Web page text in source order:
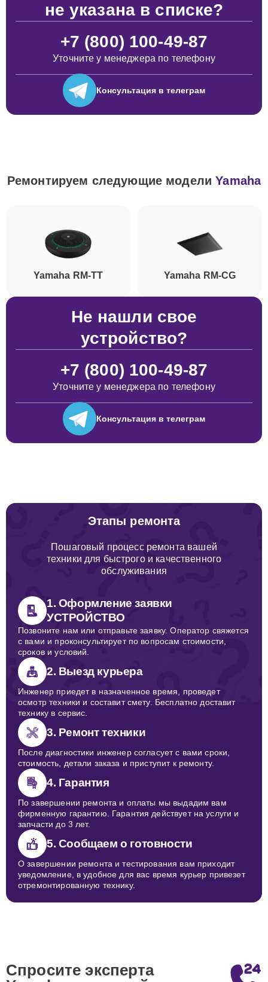
не указана в списке?
+7 (800) 100-49-87
Уточните у менеджера по телефону
Консультация в телеграм
Ремонтируем следующие моделиYamaha
Yamaha RM-TT Yamaha RM-CG
Не нашли свое
устройство?
+7 (800) 100-49-87
Уточните у менеджера по телефону
Консультация в телеграм
Этапы ремонта
Пошаговый процесс ремонта вашей
техники для быстрого и качественного
обслуживания
1. Оформление заявки
УСТРОЙСТВО
Позвоните нам или отправьте заявку. Оператор свяжется
с вами и проконсультирует по вопросам стоимости,
сроков и условий.
2. Выезд курьера
Инженер приедет в назначенное время, проведет
осмотр техники и составит смету. Бесплатно доставит
технику в сервис.
3. Ремонт техники
После диагностики инженер согласует с вами сроки,
стоимость, детали заказа и приступит к ремонту.
4. Гарантия
По завершении ремонта и оплаты мы выдадим вам
фирменную гарантию. Гарантия действует на услуги и
запчасти до 3 лет.
5. Сообщаем о готовности
О завершении ремонта и тестирования вам приходит
уведомление, в удобное для вас время курьер привезет
отремонтированную технику.
Спросите эксперта